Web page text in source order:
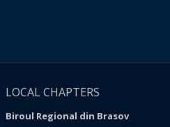
LOCAL CHAPTERS
Biroul Regional din Brasov